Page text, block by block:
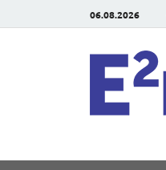
06.08.2026